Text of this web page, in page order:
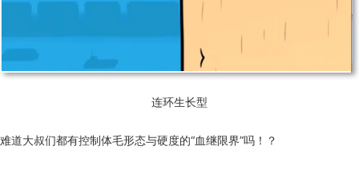
连环生长型
难道大叔们都有控制体毛形态与硬度的“血继限界”吗！？